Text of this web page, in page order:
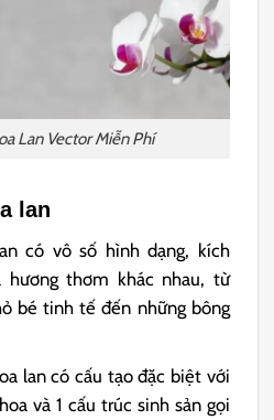
Lan Vector Miễn Phí
lan
có vô số hình dạng, kích
hương thơm khác nhau, từ
bé tinh tế đến những bông
lan có cấu tạo đặc biệt với
và 1 cấu trúc sinh sản gọi